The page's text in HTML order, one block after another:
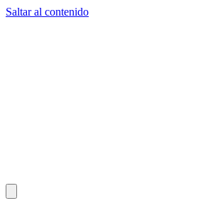
Saltar al contenido